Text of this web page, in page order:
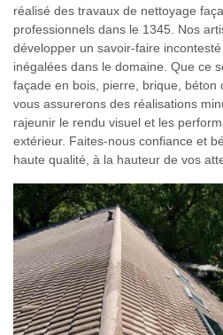
réalisé des travaux de nettoyage
professionnels dans le 1345. Nos
développer un savoir-faire
inégalées dans le domaine. Que ce
façade en bois, pierre, brique, béton
vous assurerons des réalisations
rajeunir le rendu visuel et les
extérieur. Faites-nous confiance et
haute qualité, à la hauteur de vos